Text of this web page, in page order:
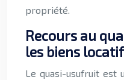
propriété.
Recours au
les biens
Le quasi-usufruit est